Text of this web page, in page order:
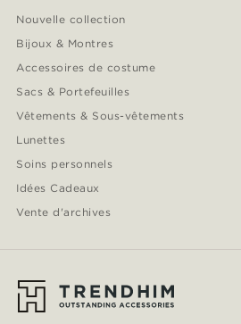
Nouvelle collection
Bijoux & Montres
Accessoires de costume
Sacs & Portefeuilles
Vêtements & Sous-vêtements
Lunettes
Soins personnels
Idées Cadeaux
Vente d'archives